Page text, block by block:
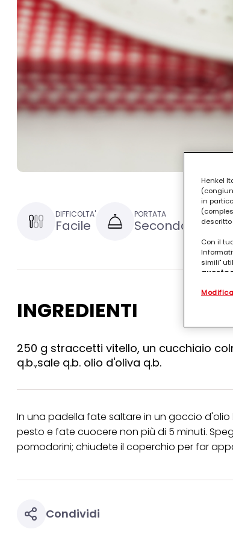
DIFFICOLTA'
Facile
PORTATA
Secondo
INGREDIENTI
250 g straccetti vitello, un cucchiaio
q.b.,sale q.b. olio d'oliva q.b.
In una padella fate saltare in un goccio
pesto e fate cuocere non più di 5 minuti.
pomodorini; chiudete il coperchio per far
Condividi
Henkel
in
Con il
simili"
questo
terzi,
Se fai
per uno
Modifica